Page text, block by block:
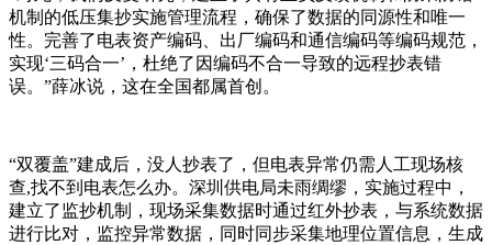
机制的低压集抄实施管理流程，确保了数据的同源性和唯一
性。完善了电表资产编码、出厂编码和通信编码等编码规范，
实现‘三码合一’，杜绝了因编码不合一导致的远程抄表错
误。”薛冰说，这在全国都属首创。
“双覆盖”建成后，没人抄表了，但电表异常仍需人工现场核
查,找不到电表怎么办。深圳供电局未雨绸缪，实施过程中，
建立了监抄机制，现场采集数据时通过红外抄表，与系统数据
进行比对，监控异常数据，同时同步采集地理位置信息，生成